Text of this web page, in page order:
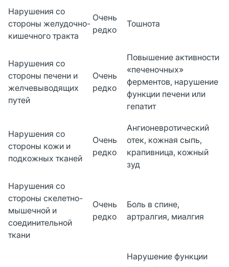
Нарушения со
стороны желудочно-
кишечного тракта
Очень
редко
Тошнота
Нарушения со
стороны печени и
желчевыводящих
путей
Очень
редко
Повышение активности
«печеночных»
ферментов, нарушение
функции печени или
гепатит
Нарушения со
стороны кожи и
подкожных тканей
Очень
редко
Ангионевротический
отек, кожная сыпь,
крапивница, кожный
зуд
Нарушения со
стороны скелетно-
мышечной и
соединительной
ткани
Очень
редко
Боль в спине,
артралгия, миалгия
Нарушение функции